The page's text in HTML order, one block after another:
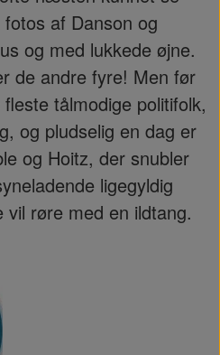
af Danson og
og med lukkede øjne.
de andre fyre! Men før
tålmodige politifolk,
og pludselig en dag er
og Hoitz, der snubler
ligegyldig
røre med en ildtang.